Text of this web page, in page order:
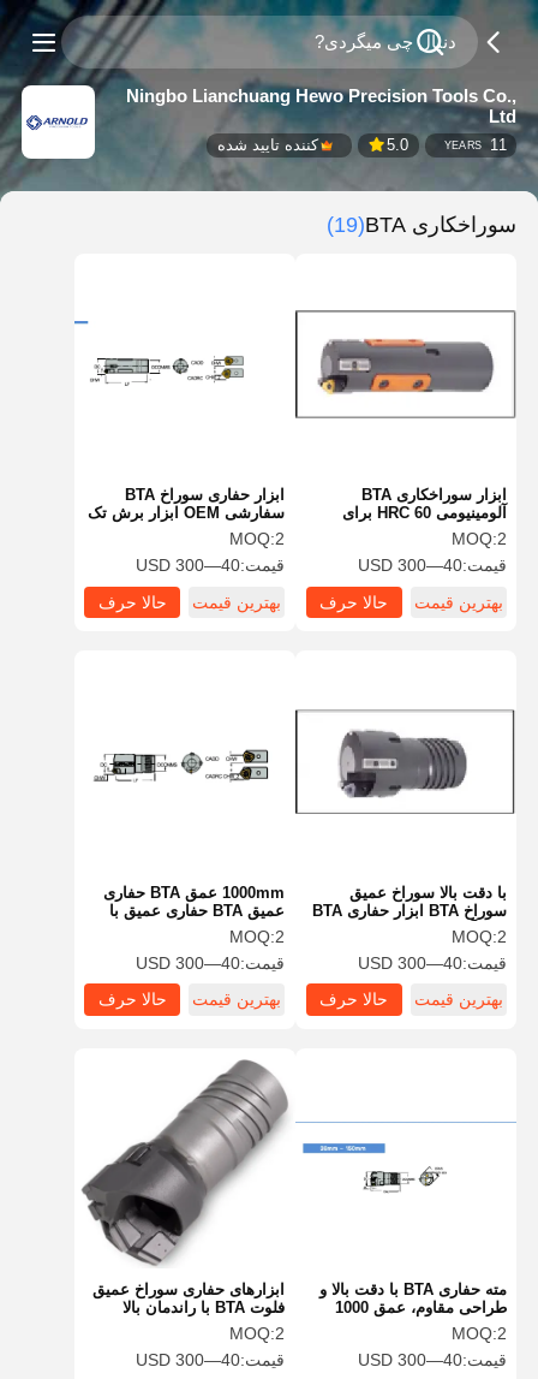
Ningbo Lianchuang Hewo Precision Tools Co.,
Ltd
11
YEARS
5.0 کننده تایید شده
سوراخکاری BTA (19)
ابزار حفاری سوراخ BTA
سفارشی OEM ابزار برش تک
فلوت عملکرد بالا
MOQ:2
قیمت:40—300 USD
بهترین قیمت
حالا حرف
ابزار سوراخکاری BTA
آلومینیومی 60 HRC برای
کاربردهای صنعتی
MOQ:2
قیمت:40—300 USD
بهترین قیمت
حالا حرف
1000mm عمق BTA حفاری
عمیق BTA حفاری عمیق با
مواد فولادی
MOQ:2
قیمت:40—300 USD
بهترین قیمت
حالا حرف
با دقت بالا سوراخ عمیق
سوراخ BTA ابزار حفاری BTA
با فرآیند پایدار
MOQ:2
قیمت:40—300 USD
بهترین قیمت
حالا حرف
ابزارهای حفاری سوراخ عمیق
فلوت BTA با راندمان بالا
سفارشی
MOQ:2
قیمت:40—300 USD
مته حفاری BTA با دقت بالا و
طراحی مقاوم، عمق 1000
میلی‌متر
MOQ:2
قیمت:40—300 USD